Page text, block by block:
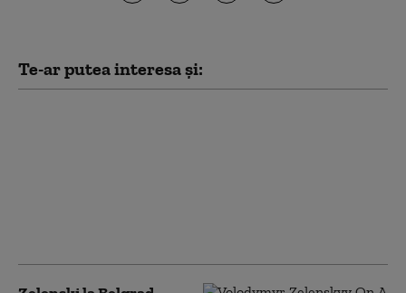
Te-ar putea interesa și: